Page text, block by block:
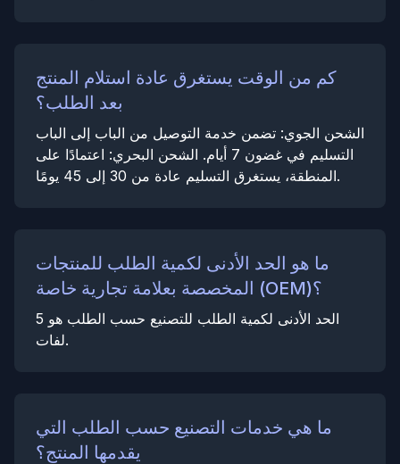
كم من الوقت يستغرق عادة استلام المنتج
بعد الطلب؟
الشحن الجوي: تضمن خدمة التوصيل من الباب إلى الباب
التسليم في غضون 7 أيام. الشحن البحري: اعتمادًا على
المنطقة، يستغرق التسليم عادة من 30 إلى 45 يومًا.
ما هو الحد الأدنى لكمية الطلب للمنتجات
المخصصة بعلامة تجارية خاصة (OEM)؟
الحد الأدنى لكمية الطلب للتصنيع حسب الطلب هو 5
لفات.
ما هي خدمات التصنيع حسب الطلب التي
يقدمها المنتج؟